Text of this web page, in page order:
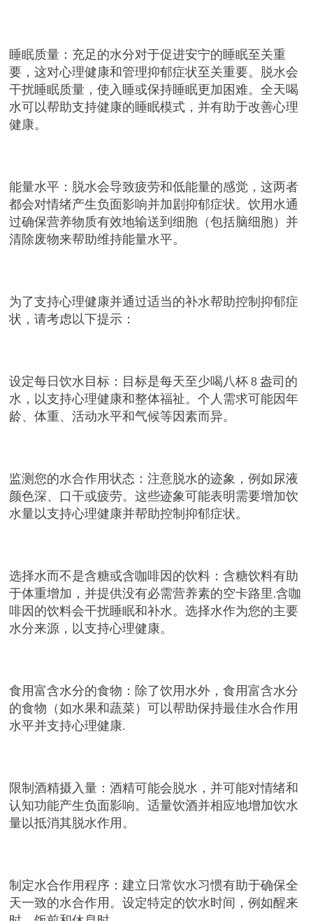
睡眠质量：充足的水分对于促进安宁的睡眠至关重
要，这对心理健康和管理抑郁症状至关重要。脱水会
干扰睡眠质量，使入睡或保持睡眠更加困难。全天喝
水可以帮助支持健康的睡眠模式，并有助于改善心理
健康。
能量水平：脱水会导致疲劳和低能量的感觉，这两者
都会对情绪产生负面影响并加剧抑郁症状。饮用水通
过确保营养物质有效地输送到细胞（包括脑细胞）并
清除废物来帮助维持能量水平。
为了支持心理健康并通过适当的补水帮助控制抑郁症
状，请考虑以下提示：
设定每日饮水目标：目标是每天至少喝八杯 8盎司的
水，以支持心理健康和整体福祉。个人需求可能因年
龄、体重、活动水平和气候等因素而异。
监测您的水合作用状态：注意脱水的迹象，例如尿液
颜色深、口干或疲劳。这些迹象可能表明需要增加饮
水量以支持心理健康并帮助控制抑郁症状。
选择水而不是含糖或含咖啡因的饮料：含糖饮料有助
于体重增加，并提供没有必需营养素的空卡路里.含咖
啡因的饮料会干扰睡眠和补水。选择水作为您的主要
水分来源，以支持心理健康。
食用富含水分的食物：除了饮用水外，食用富含水分
的食物（如水果和蔬菜）可以帮助保持最佳水合作用
水平并支持心理健康.
限制酒精摄入量：酒精可能会脱水，并可能对情绪和
认知功能产生负面影响。适量饮酒并相应地增加饮水
量以抵消其脱水作用。
制定水合作用程序：建立日常饮水习惯有助于确保全
天一致的水合作用。设定特定的饮水时间，例如醒来